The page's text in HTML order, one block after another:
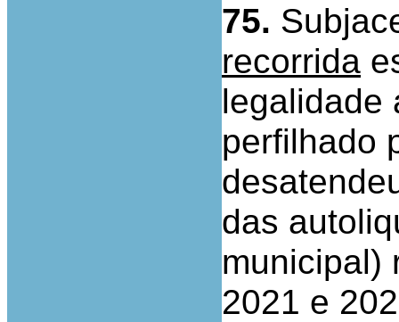
75.
recorrida
legalidade
perfilhado
das
municipal)
2021 e